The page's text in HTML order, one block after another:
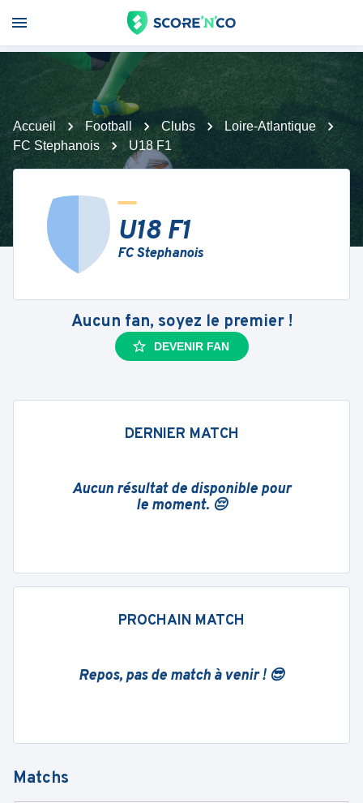
Accueil Football Clubs
Loire-Atlantique
FC Stephanois
U18 F1
U18 F1
FC Stephanois
Aucun fan, soyez le premier !
DEVENIR FAN
DERNIER MATCH
Aucun résultat de disponible pour
le moment. 😔
PROCHAIN MATCH
Repos, pas de match à venir ! 😎
Matchs